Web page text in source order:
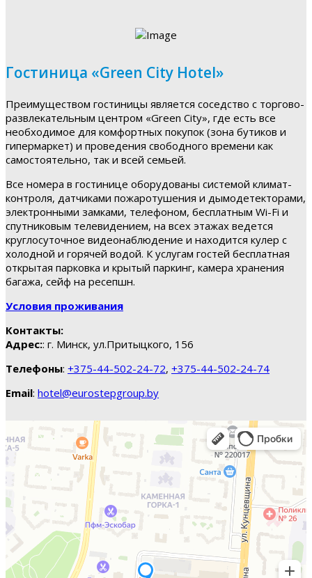
Гостиница «Green City Hotel»
Преимуществом гостиницы является соседство с торгово-
развлекательным центром «Green City», где есть все
необходимое для комфортных покупок (зона бутиков и
гипермаркет) и проведения свободного времени как
самостоятельно, так и всей семьей.
Все номера в гостинице оборудованы системой климат-
контроля, датчиками пожаротушения и дымодетекторами,
электронными замками, телефоном, бесплатным Wi-Fi и
спутниковым телевидением, на всех этажах ведется
круглосуточное видеонаблюдение и находится кулер с
холодной и горячей водой. К услугам гостей бесплатная
открытая парковка и крытый паркинг, камера хранения
багажа, сейф на ресепшн.
Условия проживания
Контакты:
Адрес:: г. Минск, ул.Притыцкого, 156
Телефоны: +375-44-502-24-72, +375-44-502-24-74
Email: hotel@eurostepgroup.by